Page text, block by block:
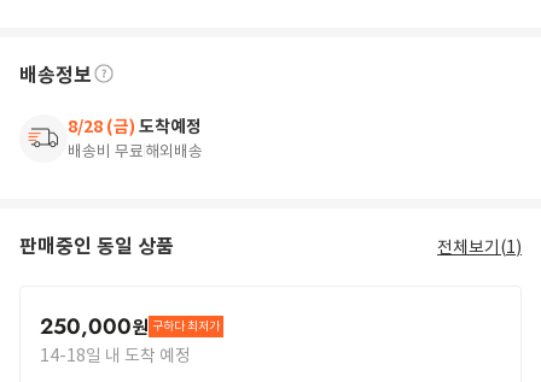
배송정보
8/28 (금) 도착예정
배송비 무료해외배송
판매중인 동일 상품 전체보기(1)
250,000원 구하다 최저가
14-18일 내 도착 예정